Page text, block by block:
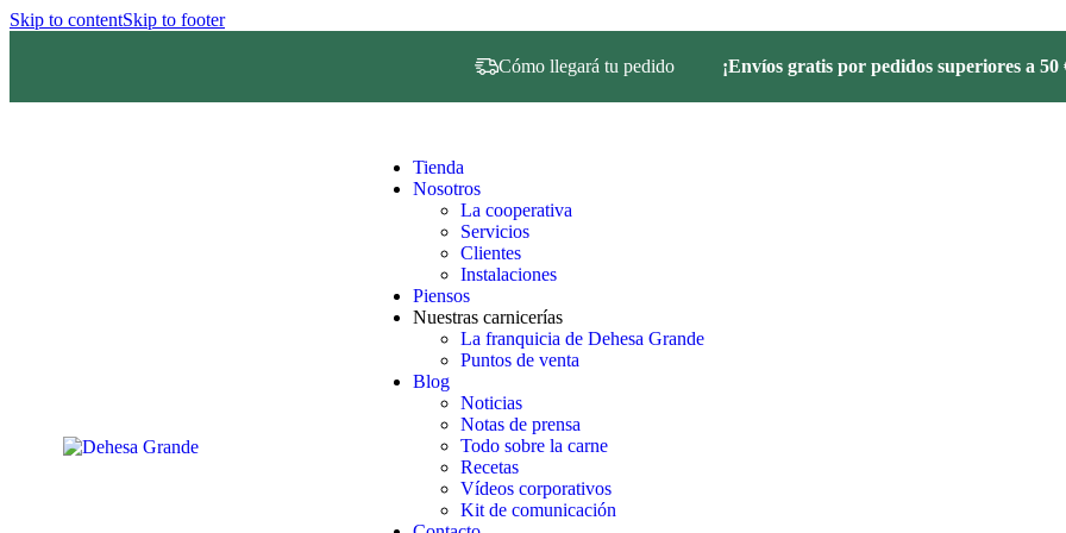
Skip to contentSkip to footer
Cómo llegará tu pedido ¡Envíos gratis por pedidos superiores a 50
Tienda
Nosotros
La cooperativa
Servicios
Clientes
Instalaciones
Piensos
Nuestras carnicerías
La franquicia de Dehesa Grande
Puntos de venta
Blog
Noticias
Notas de prensa
Todo sobre la carne
Recetas
Vídeos corporativos
Kit de comunicación